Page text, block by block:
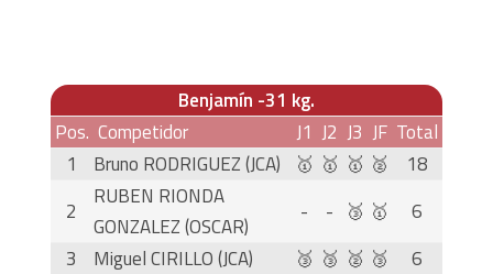
Benjamín -31 kg.
Pos. Competidor J1 J2 J3 JF Total
1
Bruno RODRIGUEZ (JCA) 🥇 🥇 🥇 🥈
18
2
RUBEN RIONDA
GONZALEZ (OSCAR)
- - 🥉 🥇
6
3
Miguel CIRILLO (JCA) 🥉 🥉 🥈 🥉
6